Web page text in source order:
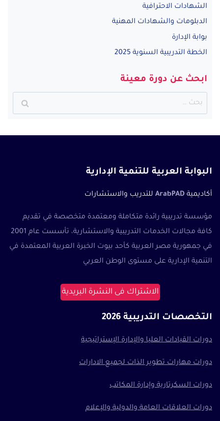
الشهادات الاحترافية
الدبلومات والشهادات المهنية
بوابة الإدارة
الخطة التدريبية السنوية 2025
ابحث عن دورة معينة
البحث
عن:
البوابة العربية للتنمية الإدارية
أكاديمية ArabPAD للتدريب والاستشارات
مؤسسة تدريبية رائدة متكاملة ومعتمدة متخصصة في تقديم
كافة مجالات الخدمات التدريبية والاستشارية، تأسست عام 2001
في جمهورية مصر العربية كأحد بيوت الخبرة العربية المعتمدة في
التنمية الإدارية على مستوى الوطن العربي
الاشتراك فى النشرة البريدية
التخصصات التدريبية 2026
دورات القيادات العليا والإدارة الإستراتيجية
دورات مهارات تطوير الذات لجميع الادارات
دورات السكرتارية وإدارة المكاتب
دورات العلاقات العامة والدولية والإعلام